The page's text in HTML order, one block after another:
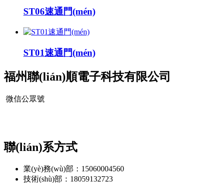
ST06速通門(mén)
ST01速通門(mén)
福州聯(lián)順電子科技有限公司
微信公眾號
聯(lián)系方式
業(yè)務(wù)部：15060004560
技術(shù)部：18059132723